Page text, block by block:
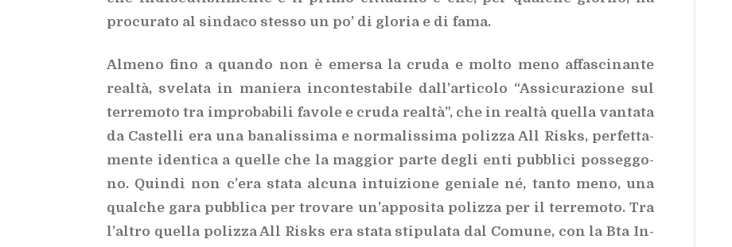
pro­cu­ra­to al sin­da­co stes­so un po’ di glo­ria e di fama.
Al­me­no fino a quan­do non è emer­sa la cru­da e mol­to meno af­fa­sci­nan­te
real­tà, sve­la­ta in ma­nie­ra in­con­te­sta­bi­le dal­l’ar­ti­co­lo “As­si­cu­ra­zio­ne sul
ter­re­mo­to tra im­pro­ba­bi­li fa­vo­le e cru­da real­tà”, che in real­tà quel­la van­ta­ta
da Ca­stel­li era una ba­na­lis­si­ma e nor­ma­lis­si­ma po­liz­za All Ri­sks, per­fet­ta­
men­te iden­ti­ca a quel­le che la mag­gior par­te de­gli enti pub­bli­ci pos­seg­go­
no. Quin­di non c’e­ra sta­ta al­cu­na in­tui­zio­ne ge­nia­le né, tan­to meno, una
qual­che gara pub­bli­ca per tro­va­re un’ap­po­si­ta po­liz­za per il ter­re­mo­to. Tra
l’al­tro quel­la po­liz­za All Ri­sks era sta­ta sti­pu­la­ta dal Co­mu­ne, con la Bta In­